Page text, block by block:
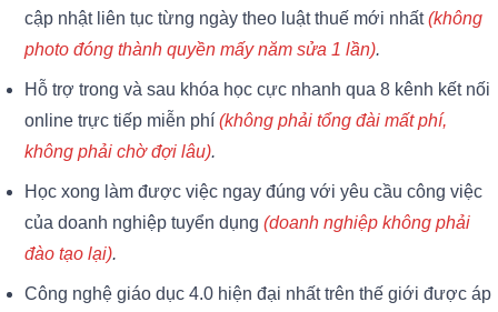
cập nhật liên tục từng ngày theo luật thuế mới nhất(không
photo đóng thành quyền mấy năm sửa 1 lần).
Hỗ trợ trong và sau khóa học cực nhanh qua 8 kênh kết nối
online trực tiếp miễn phí (không phải tổng đài mất phí,
không phải chờ đợi lâu).
Học xong làm được việc ngay đúng với yêu cầu công việc
của doanh nghiệp tuyển dụng (doanh nghiệp không phải
đào tạo lại).
Công nghệ giáo dục 4.0 hiện đại nhất trên thế giới được áp